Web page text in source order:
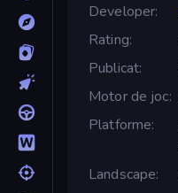
Developer
Rating
Publicat
Motor de joc
Platforme
Landscape